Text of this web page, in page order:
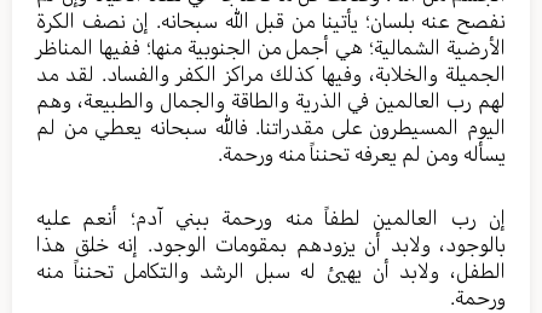
نفصح عنه بلسان؛ يأتينا من قبل الله سبحانه. إن نصف الكرة
الأرضية الشمالية؛ هي أجمل من الجنوبية منها؛ ففيها المناظر
الجميلة والخلابة، وفيها كذلك مراكز الكفر والفساد. لقد مد
لهم رب العالمين في الذرية والطاقة والجمال والطبيعة، وهم
اليوم المسيطرون على مقدراتنا. فالله سبحانه يعطي من لم
يسأله ومن لم يعرفه تحنناً منه ورحمة.
إن رب العالمين لطفاً منه ورحمة ببني آدم؛ أنعم عليه
بالوجود، ولابد أن يزودهم بمقومات الوجود. إنه خلق هذا
الطفل، ولابد أن يهيئ له سبل الرشد والتكامل تحنناً منه
ورحمة.